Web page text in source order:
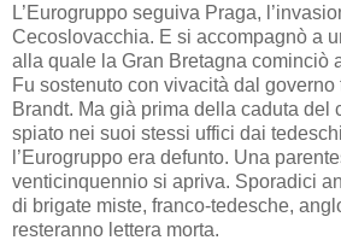
L’Eurogruppo seguiva Praga,
Cecoslovacchia. E si accompagnò a
alla quale la Gran Bretagna cominciò
Fu sostenuto con vivacità dal
Brandt. Ma già prima della caduta del
spiato nei suoi stessi uffici dai
l’Eurogruppo era defunto. Una
venticinquennio si apriva. Sporadici
di brigate miste, franco-tedesche,
resteranno lettera morta.